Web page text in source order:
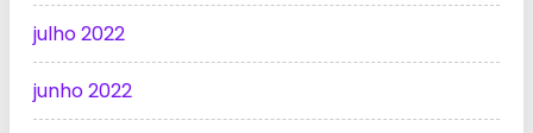
julho 2022
junho 2022